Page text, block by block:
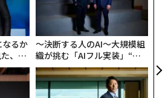
なるか
、く
〜決断する人のAI〜大規模組
織が挑む「AIフル実装」“使
う”企業から“動く”企業へ【N
TTドコモビジネス×PwC】